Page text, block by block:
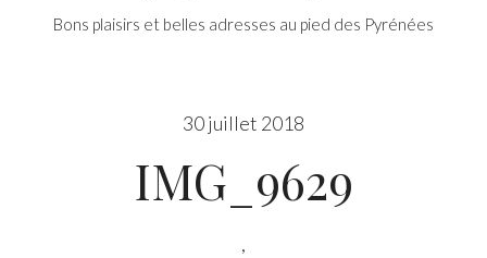
Bons plaisirs et belles adresses au pied des Pyrénées
30 juillet 2018
IMG_9629
,